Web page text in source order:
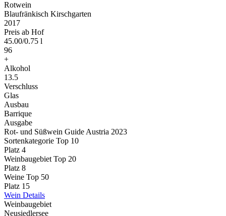
Rotwein
Blaufränkisch Kirschgarten
2017
Preis ab Hof
45.00/0.75 l
96
+
Alkohol
13.5
Verschluss
Glas
Ausbau
Barrique
Ausgabe
Rot- und Süßwein Guide Austria 2023
Sortenkategorie Top 10
Platz 4
Weinbaugebiet Top 20
Platz 8
Weine Top 50
Platz 15
Wein Details
Weinbaugebiet
Neusiedlersee